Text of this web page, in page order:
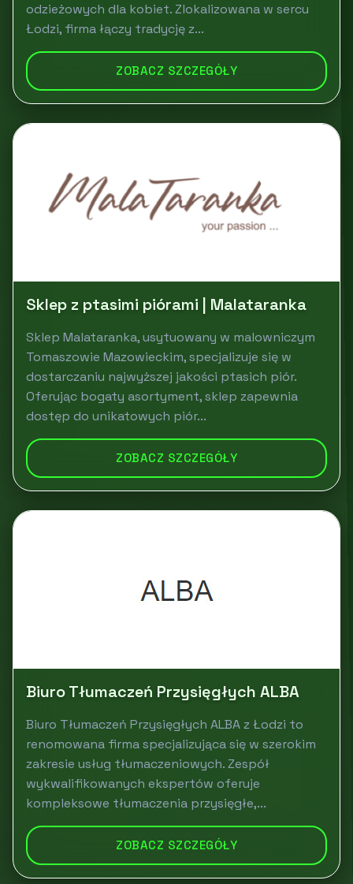
odzieżowych dla kobiet. Zlokalizowana w sercu
Łodzi, firma łączy tradycję z...
ZOBACZ SZCZEGÓŁY
Sklep z ptasimi piórami | Malataranka
Sklep Malataranka, usytuowany w malowniczym
Tomaszowie Mazowieckim, specjalizuje się w
dostarczaniu najwyższej jakości ptasich piór.
Oferując bogaty asortyment, sklep zapewnia
dostęp do unikatowych piór...
ZOBACZ SZCZEGÓŁY
Biuro Tłumaczeń Przysięgłych ALBA
Biuro Tłumaczeń Przysięgłych ALBA z Łodzi to
renomowana firma specjalizująca się w szerokim
zakresie usług tłumaczeniowych. Zespół
wykwalifikowanych ekspertów oferuje
kompleksowe tłumaczenia przysięgłe,...
ZOBACZ SZCZEGÓŁY